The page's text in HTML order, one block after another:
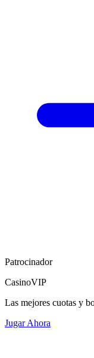
Patrocinador
CasinoVIP
Las mejores cuotas y
Jugar Ahora